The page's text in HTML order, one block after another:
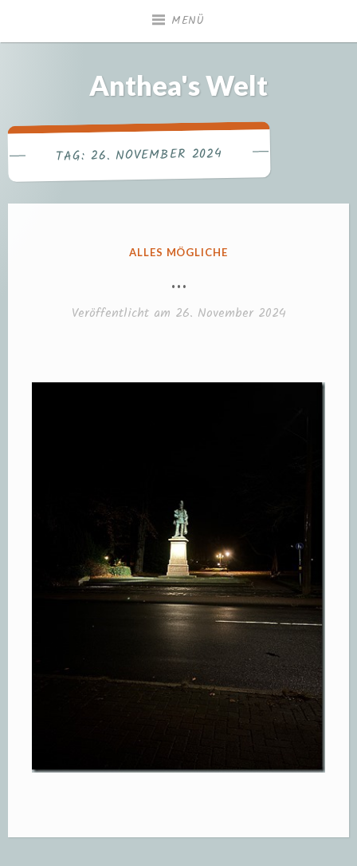
MENÜ
Anthea's Welt
TAG:26. NOVEMBER 2024
VERÖFFENTLICHT
ALLES MÖGLICHE
…
Veröffentlicht am 26. November 2024